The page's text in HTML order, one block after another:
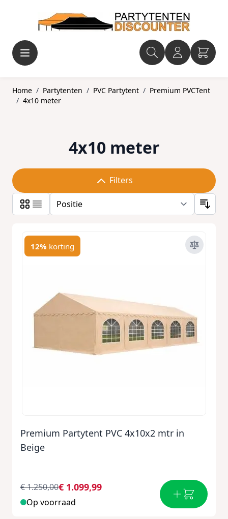
Home / Partytenten / PVC Partytent / Premium PVCTent
/ 4x10 meter
4x10 meter
Filters
12% korting
Premium Partytent PVC 4x10x2 mtr in
Beige
€ 1.099,99
€ 1.250,00
Op voorraad